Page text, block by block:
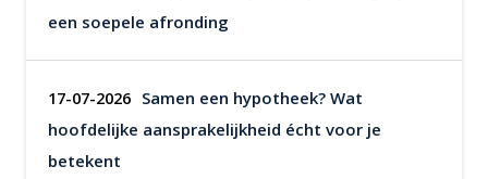
een soepele afronding
17-07-2026 Samen een hypotheek? Wat
hoofdelijke aansprakelijkheid écht voor je
betekent